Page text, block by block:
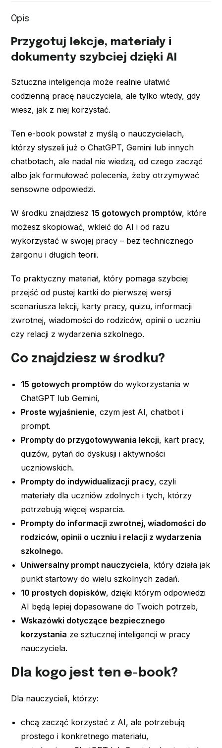
Opis
Przygotuj lekcje, materiały i
dokumenty szybciej dzięki AI
Sztuczna inteligencja może realnie ułatwić
codzienną pracę nauczyciela, ale tylko wtedy, gdy
wiesz, jak z niej korzystać.
Ten e-book powstał z myślą o nauczycielach,
którzy słyszeli już o ChatGPT, Gemini lub innych
chatbotach, ale nadal nie wiedzą, od czego zacząć
albo jak formułować polecenia, żeby otrzymywać
sensowne odpowiedzi.
W środku znajdziesz 15 gotowych promptów, które
możesz skopiować, wkleić do AI i od razu
wykorzystać w swojej pracy – bez technicznego
żargonu i długich teorii.
To praktyczny materiał, który pomaga szybciej
przejść od pustej kartki do pierwszej wersji
scenariusza lekcji, karty pracy, quizu, informacji
zwrotnej, wiadomości do rodziców, opinii o uczniu
czy relacji z wydarzenia szkolnego.
Co znajdziesz w środku?
15 gotowych promptów do wykorzystania w
ChatGPT lub Gemini,
Proste wyjaśnienie, czym jest AI, chatbot i
prompt.
Prompty do przygotowywania lekcji, kart pracy,
quizów, pytań do dyskusji i aktywności
uczniowskich.
Prompty do indywidualizacji pracy, czyli
materiały dla uczniów zdolnych i tych, którzy
potrzebują więcej wsparcia.
Prompty do informacji zwrotnej, wiadomości do
rodziców, opinii o uczniu i relacji z wydarzenia
szkolnego.
Uniwersalny prompt nauczyciela, który działa jak
punkt startowy do wielu szkolnych zadań.
10 prostych dopisków, dzięki którym odpowiedzi
AI będą lepiej dopasowane do Twoich potrzeb,
Wskazówki dotyczące bezpiecznego
korzystania ze sztucznej inteligencji w pracy
nauczyciela.
Dla kogo jest ten e-book?
Dla nauczycieli, którzy:
chcą zacząć korzystać z AI, ale potrzebują
prostego i konkretnego materiału,